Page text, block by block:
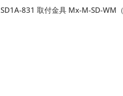
SD1A-831 取付金具 Mx-M-SD-WM（